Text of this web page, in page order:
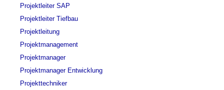
Projektleiter SAP
Projektleiter Tiefbau
Projektleitung
Projektmanagement
Projektmanager
Projektmanager Entwicklung
Projekttechniker